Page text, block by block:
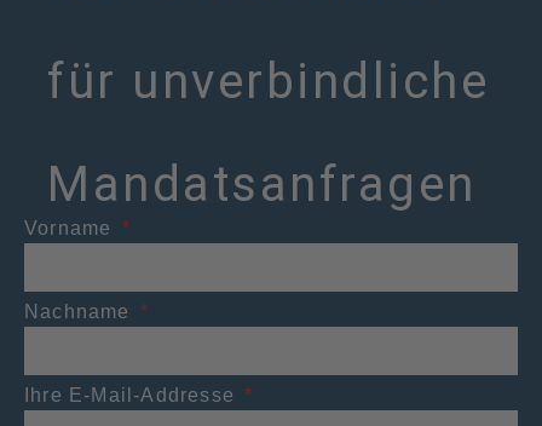
für unverbindliche
Mandatsanfragen
Vorname
Nachname
Ihre E-Mail-Addresse